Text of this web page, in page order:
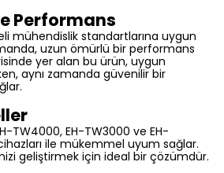
Performans
mühendislik standartlarına uygun
uzun ömürlü bir performans
yer alan bu ürün, uygun
aynı zamanda güvenilir bir
TW4000, EH-TW3000 ve EH-
ile mükemmel uyum sağlar.
geliştirmek için ideal bir çözümdür.